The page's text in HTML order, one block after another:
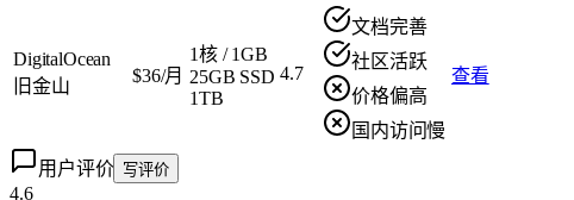
DigitalOcean
旧金山
$36/月
1核/1GB
25GB SSD
1TB
4.7
文档完善
社区活跃
价格偏高
国内访问慢
查看
用户评价 写评价
4.6